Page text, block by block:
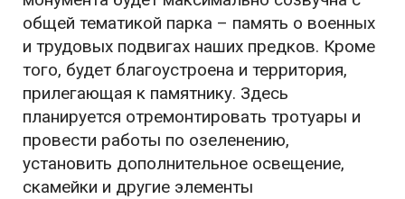
общей тематикой парка – память о военных
и трудовых подвигах наших предков. Кроме
того, будет благоустроена и территория,
прилегающая к памятнику. Здесь
планируется отремонтировать тротуары и
провести работы по озеленению,
установить дополнительное освещение,
скамейки и другие элементы